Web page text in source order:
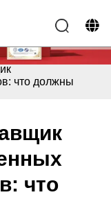
что должны
что